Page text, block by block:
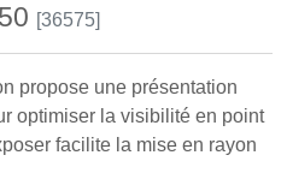
[36575]
propose une présentation
optimiser la visibilité en point
facilite la mise en rayon